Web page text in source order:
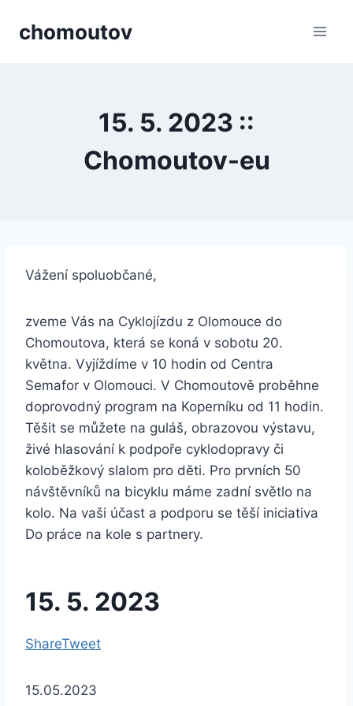
chomoutov
15. 5. 2023 ::
Chomoutov-eu
Vážení spoluobčané,
zveme Vás na Cyklojízdu z Olomouce do
Chomoutova, která se koná v sobotu 20.
května. Vyjíždíme v 10 hodin od Centra
Semafor v Olomouci. V Chomoutově proběhne
doprovodný program na Koperníku od 11 hodin.
Těšit se můžete na guláš, obrazovou výstavu,
živé hlasování k podpoře cyklodopravy či
koloběžkový slalom pro děti. Pro prvních 50
návštěvníků na bicyklu máme zadní světlo na
kolo. Na vaši účast a podporu se těší iniciativa
Do práce na kole s partnery.
15. 5. 2023
ShareTweet
15.05.2023